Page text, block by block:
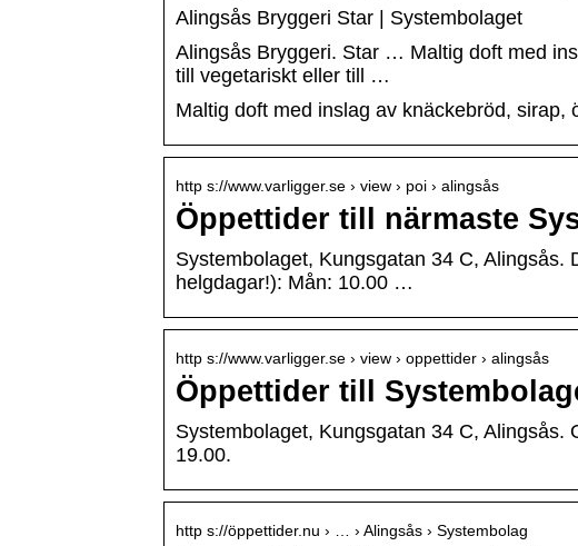
Alingsås Bryggeri Star | Systembolaget
Alingsås Bryggeri. Star … Maltig doft med
till vegetariskt eller till …
Maltig doft med inslag av knäckebröd, sirap,
http s://www.varligger.se › view › poi › alingsås
Öppettider till närmaste
Systembolaget, Kungsgatan 34 C,
helgdagar!): Mån: 10.00 …
http s://www.varligger.se › view › oppettider › alingsås
Öppettider till
Systembolaget, Kungsgatan 34 C,
19.00.
http s://öppettider.nu › … › Alingsås › Systembolag